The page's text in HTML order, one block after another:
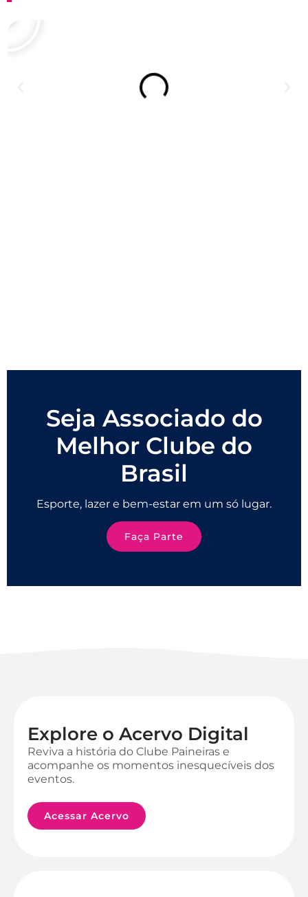
Seja Associado do
Melhor Clube do
Brasil
Esporte, lazer e bem-estar em um só lugar.
Faça Parte
Explore o Acervo Digital
Reviva a história do Clube Paineiras e
acompanhe os momentos inesquecíveis dos
eventos.
Acessar Acervo